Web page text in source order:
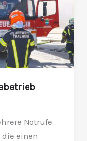
Notrufe
die einen